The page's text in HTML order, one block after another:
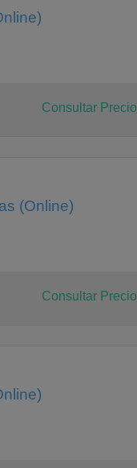
Consultar Precio
(Online)
Consultar Precio